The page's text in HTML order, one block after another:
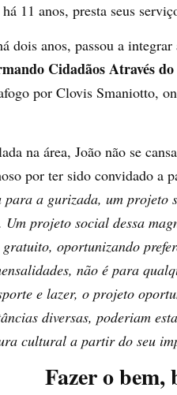
11 anos, presta seus
dois anos, passou a
Cidadãos Através
por Clovis Smaniotto,
na área, João não se
por ter sido convidado a
a gurizada, um projeto
Um projeto social dessa
oportunizando
não é para
e lazer, o projeto
diversas, poderiam
cultural a partir do seu
Fazer o bem,